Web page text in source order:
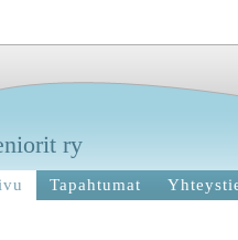
ry
Tapahtumat